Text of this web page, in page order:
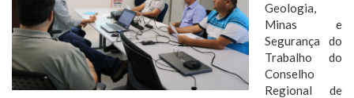
Geologia,
Minas e
Segurança do
Trabalho do
Conselho
Regional de